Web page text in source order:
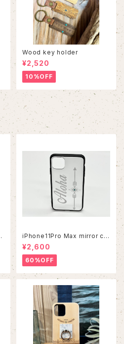
Wood key holder
¥2,520
10%OFF
iPhone11Pro Max mirror ca
se
¥2,600
60%OFF